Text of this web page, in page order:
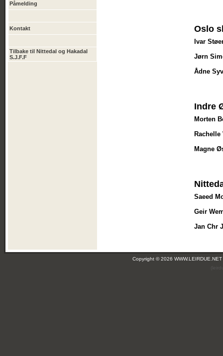
Påmelding
Kontakt
Tilbake til Nittedal og Hakadal
S.J.F.F
Oslo
Ivar
Jørn
Ådne
Indre
Morten
Rachelle
Magne
Saeed
Geir
Jan Chr
Copyright © 2026